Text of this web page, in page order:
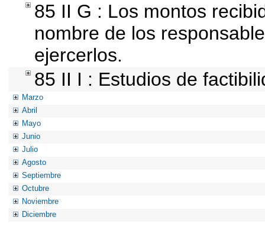
85 II G : Los montos
nombre de los
ejercerlos.
85 II I : Estudios de
Marzo
Abril
Mayo
Junio
Julio
Agosto
Septiembre
Octubre
Noviembre
Diciembre